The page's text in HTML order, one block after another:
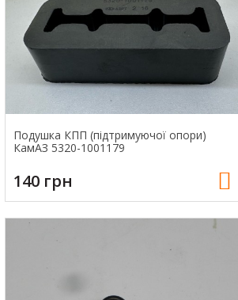
Подушка КПП (підтримуючої опори)
КамАЗ 5320-1001179
140 грн